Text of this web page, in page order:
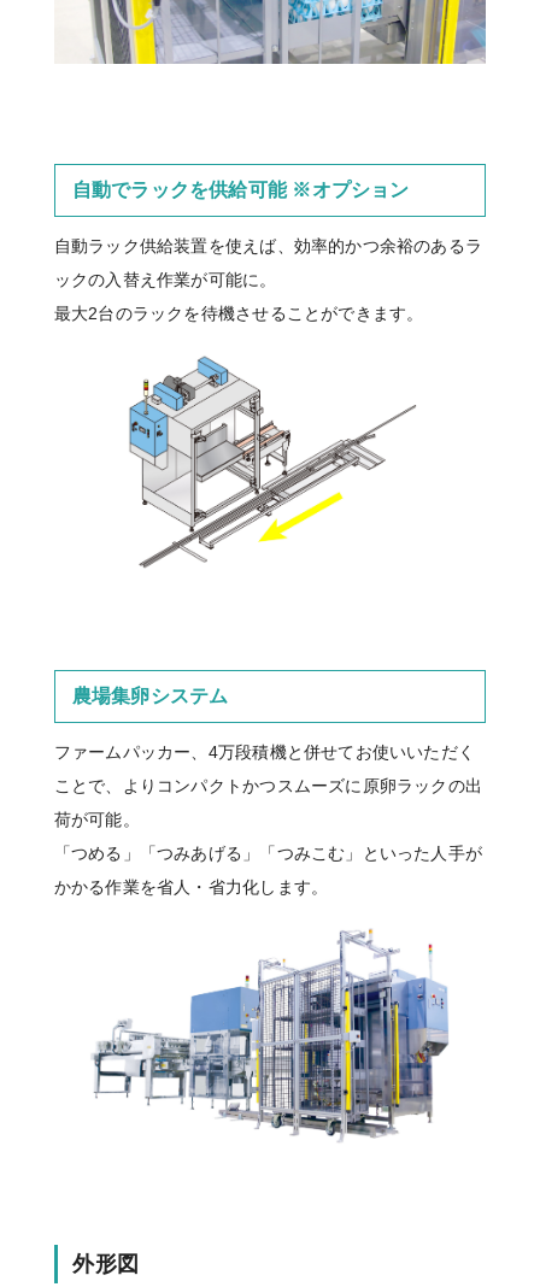
自動でラックを供給可能 ※オプション
自動ラック供給装置を使えば、効率的かつ余裕のあるラ
ックの入替え作業が可能に。
最大2台のラックを待機させることができます。
農場集卵システム
ファームパッカー、4万段積機と併せてお使いいただく
ことで、よりコンパクトかつスムーズに原卵ラックの出
荷が可能。
「つめる」「つみあげる」「つみこむ」といった人手が
かかる作業を省人・省力化します。
外形図